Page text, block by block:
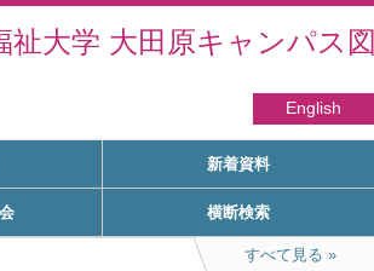
祉大学 大田原キャンパス
English
新着資料
横断検索
すべて見る